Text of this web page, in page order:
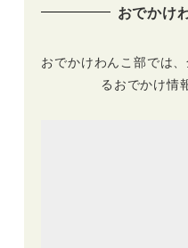
おでかけ
おでかけわんこ部では
るおでかけ情